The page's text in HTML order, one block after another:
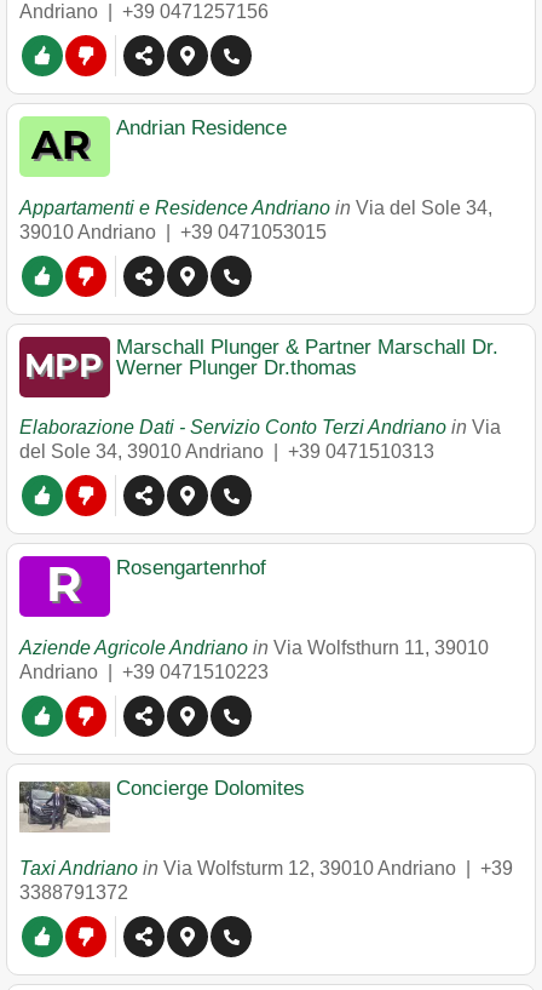
Andriano
+39 0471257156
Andrian Residence
Appartamenti e Residence Andriano in Via del Sole 34,
39010Andriano +39 0471053015
Marschall Plunger & Partner Marschall Dr.
Werner Plunger Dr.thomas
Elaborazione Dati - Servizio Conto Terzi Andriano in Via
del Sole 34, 39010Andriano +39 0471510313
Rosengartenrhof
Aziende Agricole Andriano in Via Wolfsthurn 11, 39010
Andriano
+39 0471510223
Concierge Dolomites
Taxi Andriano in Via Wolfsturm 12, 39010Andriano
+39
3388791372